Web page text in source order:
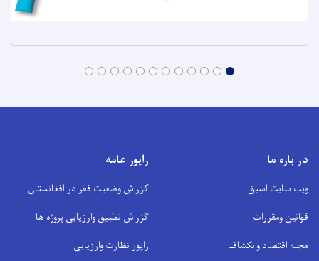
در باره ما
ویب سایت اسبق
قوانین ومقررات
مجله اقتصاد وانکشاف
راپور عامه
گزراش وضعیت فقر در افغانستان
گزراش تطبیق وارزیابی پروژه ها
راپور نظارت وارزیابی